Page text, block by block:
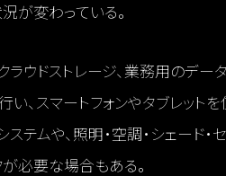
が変わっている。
ラウドストレージ、業務用のデ
、スマートフォンやタブレットを
テムや、照明・空調・シェード
が必要な場合もある。